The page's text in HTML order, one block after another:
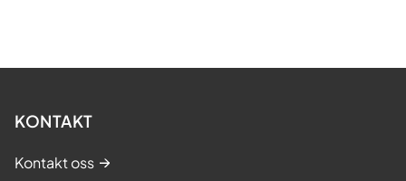
KONTAKT
Kontakt oss